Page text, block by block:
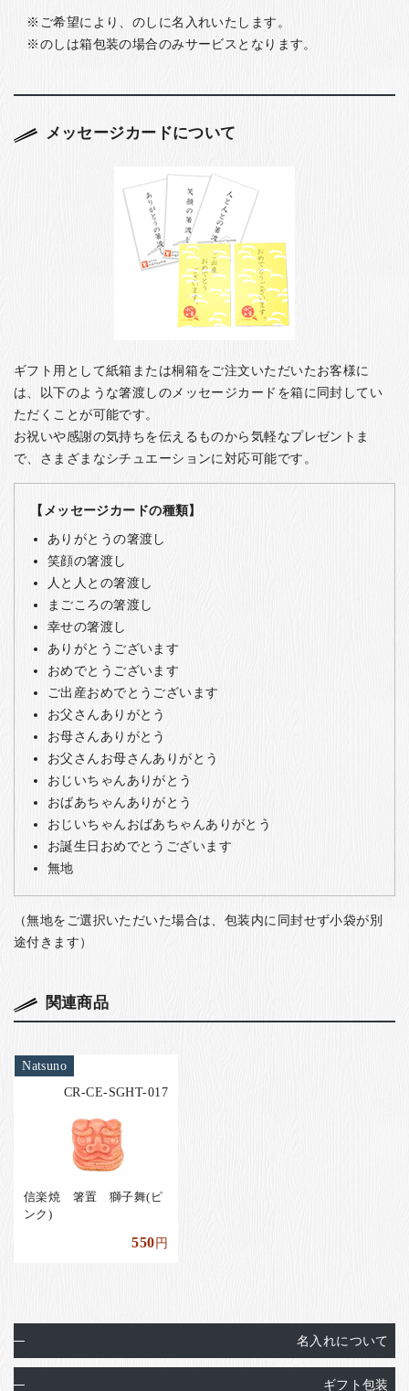
ご希望により、のしに名入れいたします。
のしは箱包装の場合のみサービスとなります。
メッセージカードについて
ギフト用として紙箱または桐箱をご注文いただいたお客様に
は、以下のような箸渡しのメッセージカードを箱に同封してい
ただくことが可能です。
お祝いや感謝の気持ちを伝えるものから気軽なプレゼントま
で、さまざまなシチュエーションに対応可能です。
【メッセージカードの種類】
ありがとうの箸渡し
笑顔の箸渡し
人と人との箸渡し
まごころの箸渡し
幸せの箸渡し
ありがとうございます
おめでとうございます
ご出産おめでとうございます
お父さんありがとう
お母さんありがとう
お父さんお母さんありがとう
おじいちゃんありがとう
おばあちゃんありがとう
おじいちゃんおばあちゃんありがとう
お誕生日おめでとうございます
無地
（無地をご選択いただいた場合は、包装内に同封せず小袋が別
途付きます）
関連商品
Natsuno
CR-CE-SGHT-017
信楽焼 箸置 獅子舞(ピ
ンク)
550円
名入れについて
ギフト包装